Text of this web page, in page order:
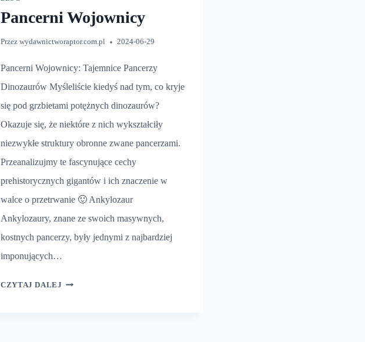
Pancerni Wojownicy
Przez wydawnictworaptor.com.pl 2024-06-29
Pancerni Wojownicy: Tajemnice Pancerzy
Dinozaurów Myśleliście kiedyś nad tym, co kryje
się pod grzbietami potężnych dinozaurów?
Okazuje się, że niektóre z nich wykształciły
niezwykłe struktury obronne zwane pancerzami.
Przeanalizujmy te fascynujące cechy
prehistorycznych gigantów i ich znaczenie w
walce o przetrwanie 🙂 Ankylozaur
Ankylozaury, znane ze swoich masywnych,
kostnych pancerzy, były jednymi z najbardziej
imponujących…
CZYTAJ DALEJ PANCERNI